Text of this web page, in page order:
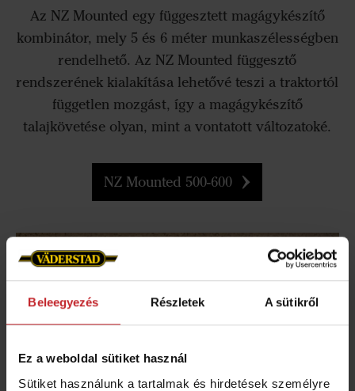
Beleegyezés Részletek A sütikről
Ez a weboldal sütiket használ
Sütiket használunk a tartalmak és hirdetések személyre
Az NZ Mounted egy függesztett magágykészítő
kombinátor, mely 5 és 6 méter munkaszélességben
rendelhető. Az NZ Mounted függesztő
rendszerének kialakítása lehetővé teszi a traktortól
független mozgást, így a magágykészítő
talajkövetése olyan, mint a vontatott változatoké.
NZ Mounted 500-600